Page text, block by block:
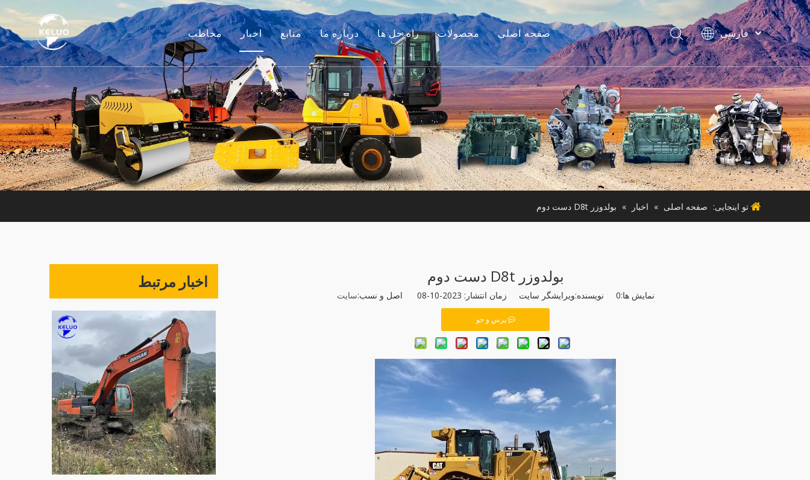
مخاطب اخبار منابع
راهنماها
سوالات متداول
فیلم های
درباره ما
داستان ما
مزیت ما
راه حل ها محصولات
موتور
لوازم جانبی بیل مکانیکی
ماشین آلات ساختمانی کوچک
موتور استفاده شده
ماشین آلات مورد استفاده
صفحه اصلی
فارسی
Bahasa
indonesia
Türk dili
ไทย
Italiano
Deutsch
Português
Español
Pусский
Français
English
تو اینجایی: صفحه اصلی » اخبار » بولدوزر D8t دست دوم
اخبار مرتبط بولدوزر D8t دست دوم
نمایش ها:0 نویسنده:ویرایشگر سایت زمان انتشار: 2023-10-08 اصل و نسب: سایت
پرس و جو